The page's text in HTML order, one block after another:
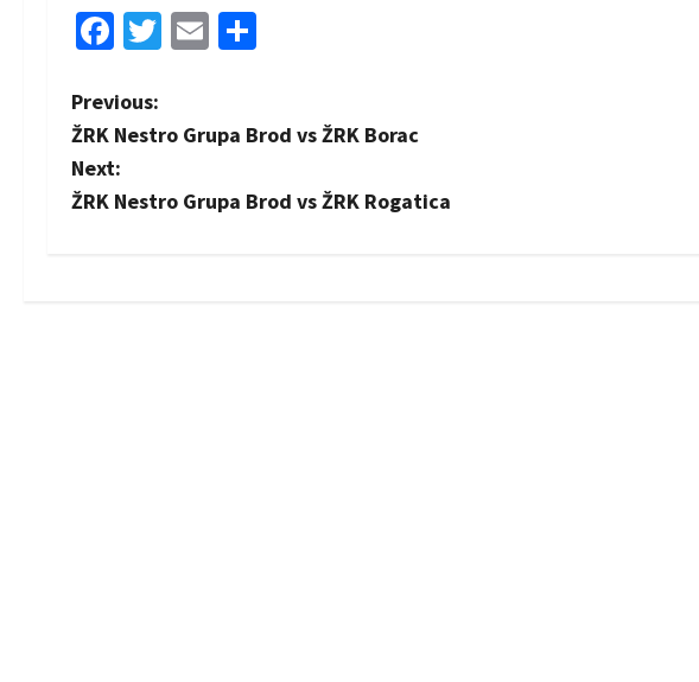
Facebook
Twitter
Email
P
o
s
Previous:
ŽRK Nestro Grupa Brod vs ŽRK Borac
Next:
ŽRK Nestro Grupa Brod vs ŽRK Rogatica